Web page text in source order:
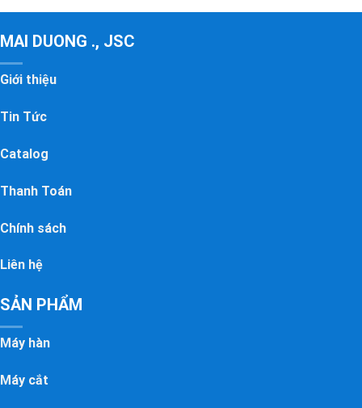
MAI DUONG ., JSC
Giới thiệu
Tin Tức
Catalog
Thanh Toán
Chính sách
Liên hệ
SẢN PHẨM
Máy hàn
Máy cắt